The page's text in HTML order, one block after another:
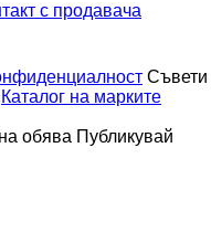
с продавача
Съвети
Каталог на марките
обява Публикувай